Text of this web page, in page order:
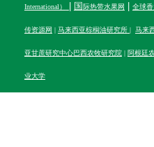
International） 国际热带水果网 全球
传资源网 | 马来西亚棕榈油研究所 | 马来
亚甘蔗研究中心巴西农牧研究院| 阿根廷
业大学